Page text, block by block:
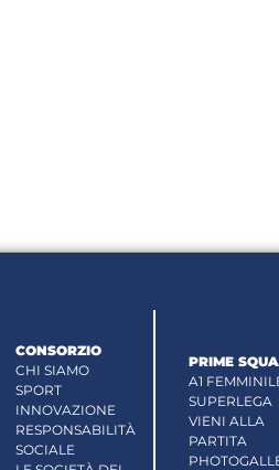
CONSORZIO
CHI SIAMO
SPORT
INNOVAZIONE
RESPONSABILITÀ
SOCIALE
PRIME
A1
SUPERLEGA
VIENI ALLA
PARTITA